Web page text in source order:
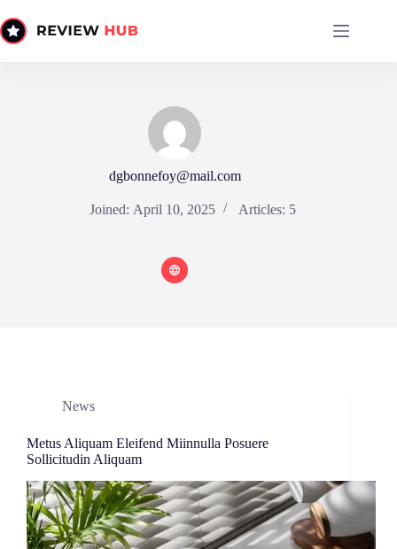
to
content
dgbonnefoy@mail.com
Joined: April 10, 2025 Articles: 5
News
Metus Aliquam Eleifend Miinnulla Posuere
Sollicitudin Aliquam